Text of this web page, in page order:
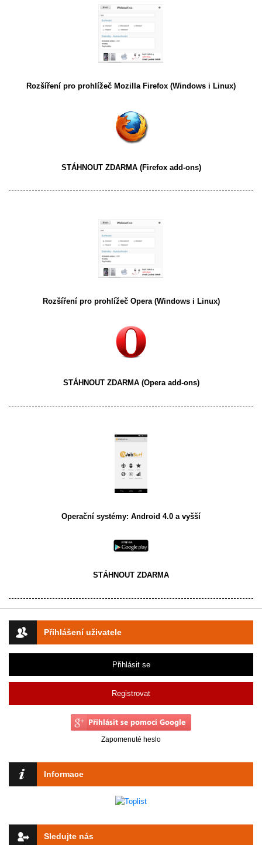
Přihlášení uživatele
Přihlásit se
Registrovat
Zapomenuté heslo
Informace
Sledujte nás
Rozšíření pro prohlížeč Mozilla Firefox (Windows i Linux)
STÁHNOUT ZDARMA(Firefox add-ons)
Rozšíření pro prohlížeč Opera(Windows i Linux)
STÁHNOUT ZDARMA(Opera add-ons)
Operační systémy: Android 4.0 a vyšší
STÁHNOUT ZDARMA